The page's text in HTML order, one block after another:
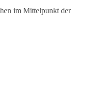
im Mittelpunkt der